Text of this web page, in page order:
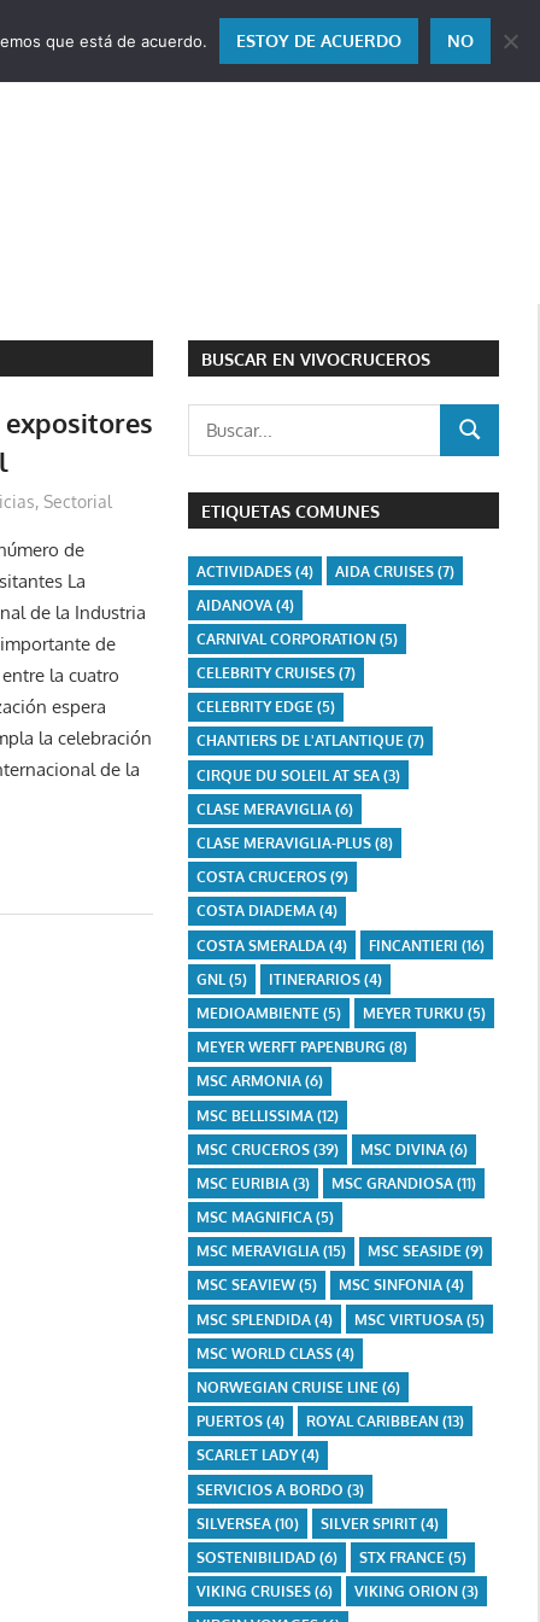
expositores
,Sectorial
de
La
de la Industria
de
la cuatro
espera
la celebración
de la
BUSCAR EN VIVOCRUCEROS
BUSCAR
ETIQUETAS COMUNES
ACTIVIDADES(4) AIDA CRUISES(7)
AIDANOVA(4)
CARNIVAL CORPORATION(5)
CELEBRITY CRUISES(7)
CELEBRITY EDGE(5)
CHANTIERS DE L'ATLANTIQUE(7)
CIRQUE DU SOLEIL AT SEA(3)
CLASE MERAVIGLIA(6)
CLASE MERAVIGLIA-PLUS(8)
COSTA CRUCEROS(9)
COSTA DIADEMA(4)
COSTA SMERALDA(4) FINCANTIERI (16)
GNL (5) ITINERARIOS(4)
MEDIOAMBIENTE (5) MEYER TURKU (5)
MEYER WERFT PAPENBURG (8)
MSC ARMONIA(6)
MSC BELLISSIMA(12)
MSC CRUCEROS(39) MSC DIVINA(6)
MSC EURIBIA(3) MSC GRANDIOSA(11)
MSC MAGNIFICA(5)
MSC MERAVIGLIA(15) MSC SEASIDE(9)
MSC SEAVIEW(5) MSC SINFONIA(4)
MSC SPLENDIDA(4) MSC VIRTUOSA(5)
MSC WORLD CLASS(4)
NORWEGIAN CRUISE LINE(6)
PUERTOS(4) ROYAL CARIBBEAN(13)
SCARLET LADY(4)
SERVICIOS A BORDO (3)
SILVERSEA(10) SILVER SPIRIT(4)
SOSTENIBILIDAD(6) STX FRANCE (5)
VIKING CRUISES(6) VIKING ORION(3)
que está de acuerdo. ESTOY DE ACUERDO NO